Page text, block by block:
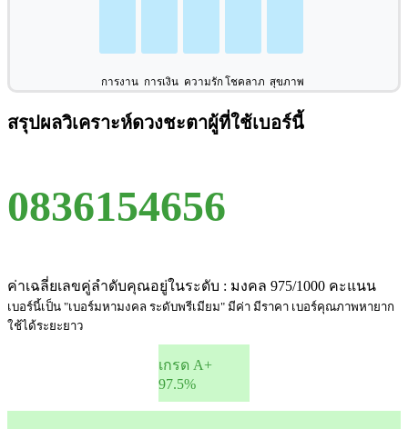
การงาน การเงิน ความรักโชคลาภ สุขภาพ
สรุปผลวิเคราะห์ดวงชะตาผู้ที่ใช้เบอร์นี้
0836154656
ค่าเฉลี่ยเลขคู่ลำดับคุณอยู่ในระดับ : มงคล 975/1000 คะแนน
เบอร์นี้เป็น "เบอร์มหามงคล ระดับพรีเมียม" มีค่า มีราคา เบอร์คุณภาพหายาก
ใช้ได้ระยะยาว
เกรด A+
97.5%